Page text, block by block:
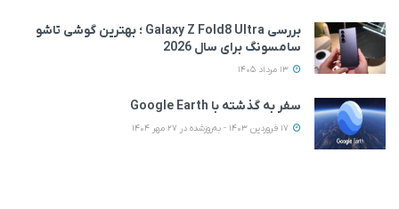
بررسی Galaxy Z Fold8 Ultra ؛ بهترین گوشی تاشو
سامسونگ برای سال 2026
سفر به گذشته با Google Earth